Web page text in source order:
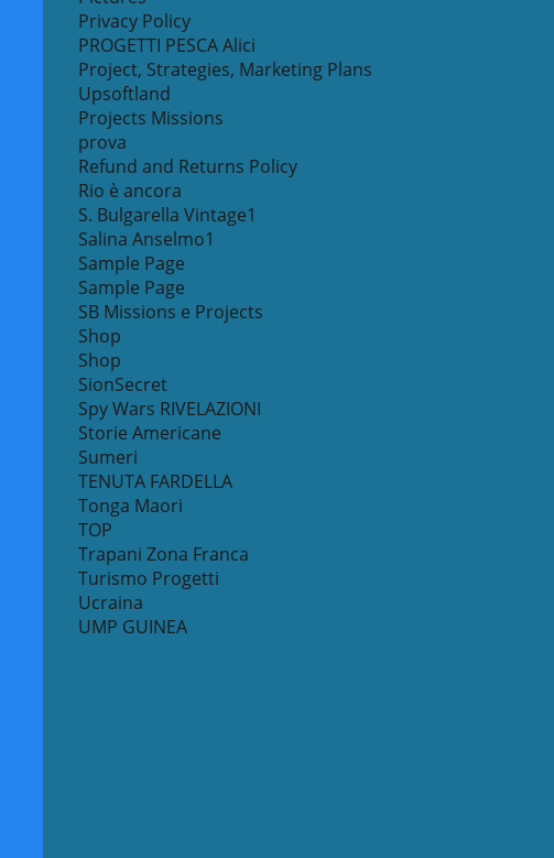
Privacy Policy
PROGETTI PESCA Alici
Project, Strategies, Marketing Plans
Upsoftland
Projects Missions
prova
Refund and Returns Policy
Rio è ancora
S. Bulgarella Vintage1
Salina Anselmo1
Sample Page
Sample Page
SB Missions e Projects
Shop
Shop
SionSecret
Spy Wars RIVELAZIONI
Storie Americane
Sumeri
TENUTA FARDELLA
Tonga Maori
TOP
Trapani Zona Franca
Turismo Progetti
Ucraina
UMP GUINEA